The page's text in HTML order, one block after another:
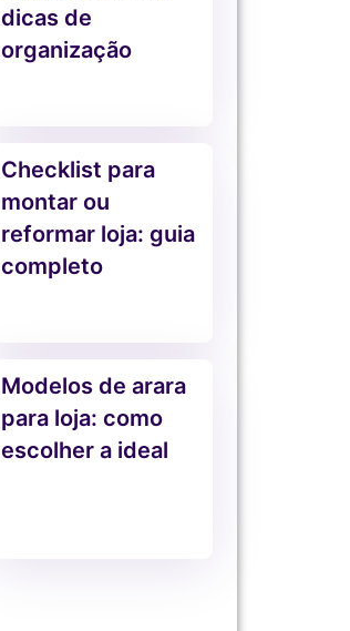
dicas de
organização
Checklist para
montar ou
reformar loja: guia
completo
Modelos de arara
para loja: como
escolher a ideal